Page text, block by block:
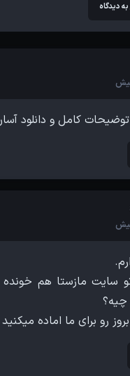
دیدگاه
توضیحات کامل و دانلود
سایت مازستا هم خونده
رو برای ما اماده